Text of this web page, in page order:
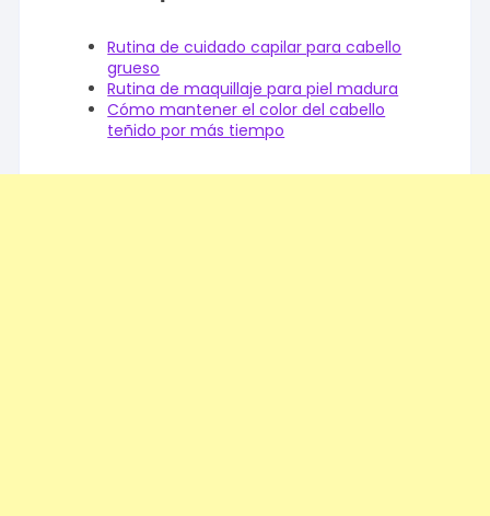
Rutina de cuidado capilar para cabello
grueso
Rutina de maquillaje para piel madura
Cómo mantener el color del cabello
teñido por más tiempo